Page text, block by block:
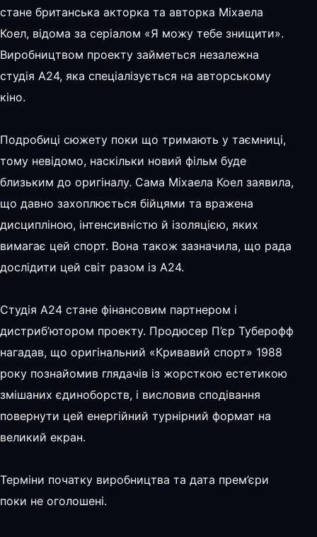
стане британська акторка та авторка Міхаела
Коел, відома за серіалом «Я можу тебе знищити».
Виробництвом проекту займеться незалежна
студія A24, яка спеціалізується на авторському
кіно.
Подробиці сюжету поки що тримають у таємниці,
тому невідомо, наскільки новий фільм буде
близьким до оригіналу. Сама Міхаела Коел заявила,
що давно захоплюється бійцями та вражена
дисципліною, інтенсивністю й ізоляцією, яких
вимагає цей спорт. Вона також зазначила, що рада
дослідити цей світ разом із A24.
Студія A24 стане фінансовим партнером і
дистриб’ютором проекту. Продюсер П’єр Туберофф
нагадав, що оригінальний «Кривавий спорт» 1988
року познайомив глядачів із жорсткою естетикою
змішаних єдиноборств, і висловив сподівання
повернути цей енергійний турнірний формат на
великий екран.
Терміни початку виробництва та дата прем’єри
поки не оголошені.